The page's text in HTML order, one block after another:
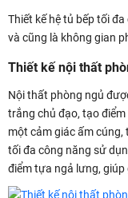
Thiết kế hệ tủ bếp tối
và cũng là không gian
Thiết kế nội thất
Nội thất phòng ngủ
trắng chủ đạo, tạo
một cảm giác ấm cúng,
tối đa công năng sử
điểm tựa ngả lưng, giúp